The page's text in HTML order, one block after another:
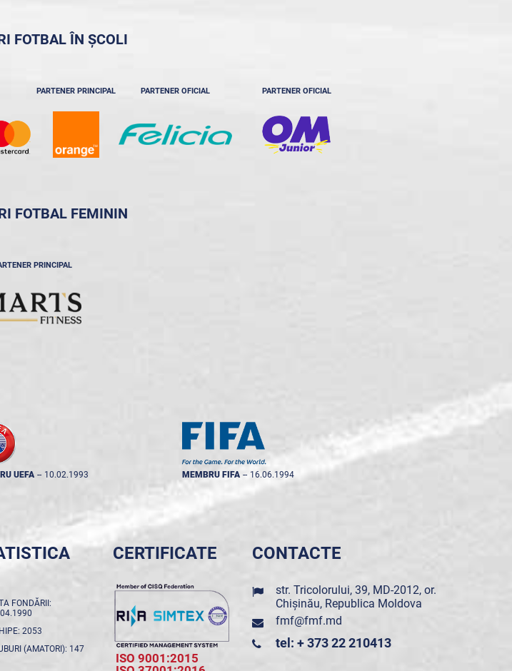
FOTBAL ÎN ȘCOLI
PARTENER PRINCIPAL PARTENER OFICIAL PARTENER OFICIAL
FOTBAL FEMININ
PRINCIPAL
UEFA -- 10.02.1993 MEMBRU FIFA -- 16.06.1994
FONDĂRII:
2053
(AMATORI): 147
CERTIFICATE
ISO 9001:2015
CONTACTE
str. Tricolorului, 39, MD-2012, or.
Chișinău, Republica Moldova
fmf@fmf.md
tel: + 373 22 210413